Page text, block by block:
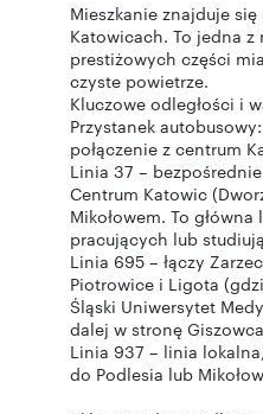
Mieszkanie znajduje się
Katowicach. To jedna
prestiżowych części
czyste powietrze.
Kluczowe odległości i
Przystanek
połączenie z centrum
Linia 37 –
Centrum Katowic
Mikołowem. To
pracujących lub
Linia 695 – łączy
Piotrowice i Ligota
Śląski Uniwersytet
dalej w stronę
Linia 937 – linia
do Podlesia lub